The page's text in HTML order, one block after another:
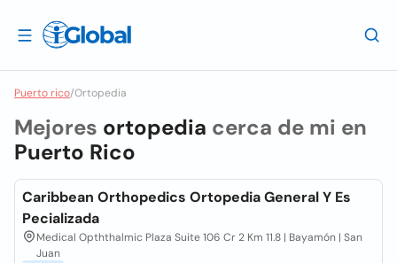
Puerto rico/Ortopedia
Mejores ortopedia cerca de mi en
Puerto Rico
Caribbean Orthopedics Ortopedia General Y Es
Pecializada
Medical Opththalmic Plaza Suite 106 Cr 2 Km 11.8 | Bayamón | San
Juan